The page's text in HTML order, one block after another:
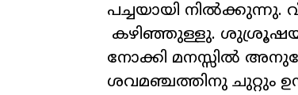
പച്ചയായി നിൽക്കുന്നു.
കഴിഞ്ഞുള്ളു.
നോക്കി മനസ്സിൽ
ശവമഞ്ചത്തിനു ചുറ്റും